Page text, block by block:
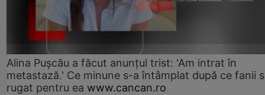
Alina Pușcău a făcut anunțul trist: 'Am intrat în
metastază.' Ce minune s-a întâmplat după ce fanii
rugat pentru ea www.cancan.ro